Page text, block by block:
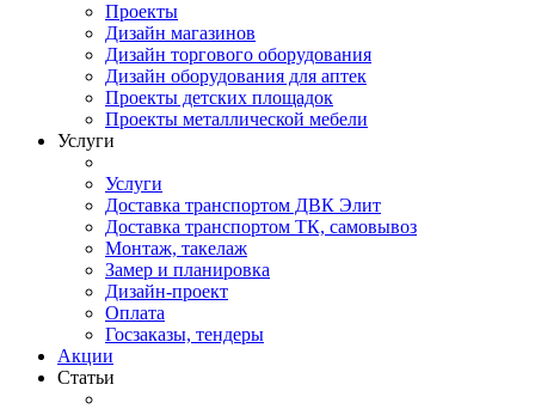
Проекты
Дизайн магазинов
Дизайн торгового оборудования
Дизайн оборудования для аптек
Проекты детских площадок
Проекты металлической мебели
Услуги
Услуги
Доставка транспортом ДВК Элит
Доставка транспортом ТК, самовывоз
Монтаж, такелаж
Замер и планировка
Дизайн-проект
Оплата
Госзаказы, тендеры
Акции
Статьи